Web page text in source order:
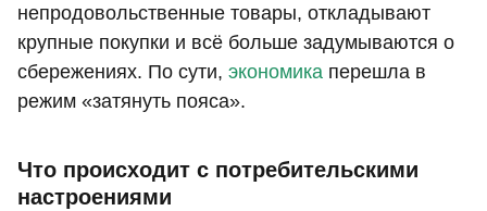
непродовольственные товары, откладывают
крупные покупки и всё больше задумываются о
сбережениях. По сути, экономика перешла в
режим «затянуть пояса».
Что происходит с потребительскими
настроениями